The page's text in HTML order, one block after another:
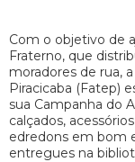
Com o objetivo de
Fraterno, que
moradores de rua,
Piracicaba (Fatep)
sua Campanha do
calçados,
edredons em bom
entregues na